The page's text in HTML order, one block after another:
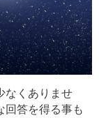
なくありませ
回答を得る事も